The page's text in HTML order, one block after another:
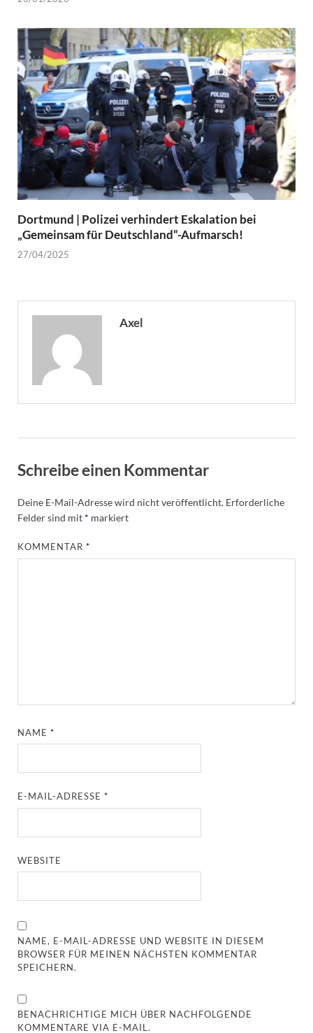
Dortmund | Polizei verhindert Eskalation bei
„Gemeinsam für Deutschland“-Aufmarsch!
27/04/2025
Axel
Schreibe einen Kommentar
Deine E-Mail-Adresse wird nicht veröffentlicht. Erforderliche
Felder sind mit * markiert
KOMMENTAR*
NAME*
E-MAIL-ADRESSE*
WEBSITE
NAME, E-MAIL-ADRESSE UND WEBSITE IN DIESEM
BROWSER FÜR MEINEN NÄCHSTEN KOMMENTAR
SPEICHERN.
BENACHRICHTIGE MICH ÜBER NACHFOLGENDE
KOMMENTARE VIA E-MAIL.